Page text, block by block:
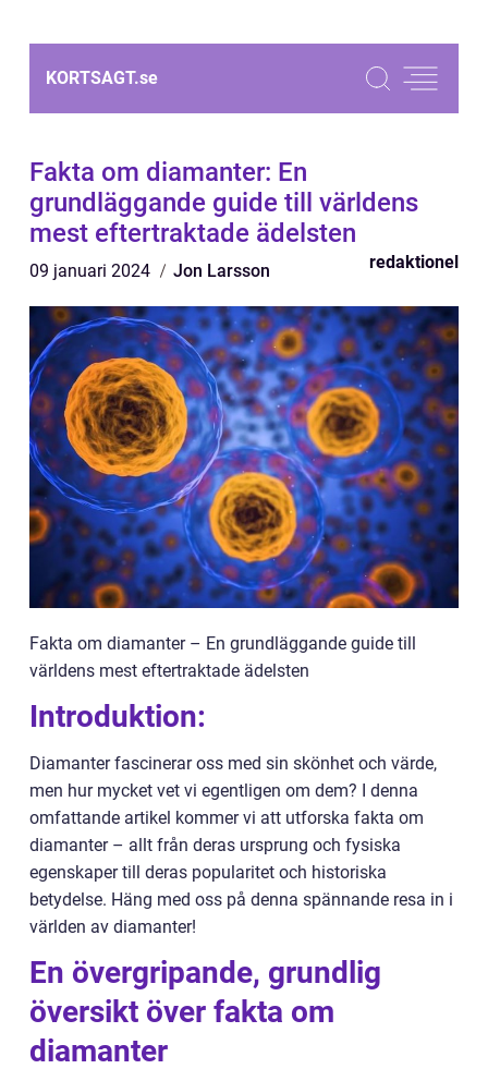
KORTSAGT.se
Fakta om diamanter: En
grundläggande guide till världens
mest eftertraktade ädelsten
09 januari 2024 Jon Larsson redaktionel
Fakta om diamanter – En grundläggande guide till
världens mest eftertraktade ädelsten
Introduktion:
Diamanter fascinerar oss med sin skönhet och värde,
men hur mycket vet vi egentligen om dem? I denna
omfattande artikel kommer vi att utforska fakta om
diamanter – allt från deras ursprung och fysiska
egenskaper till deras popularitet och historiska
betydelse. Häng med oss på denna spännande resa in i
världen av diamanter!
En övergripande, grundlig
översikt över fakta om
diamanter